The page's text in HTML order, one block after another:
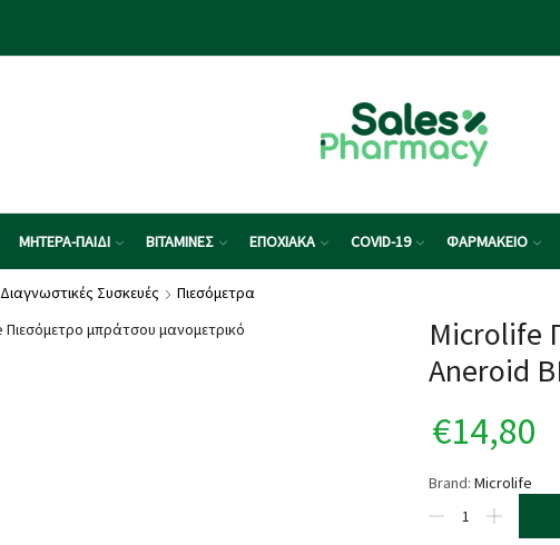
ΜΗΤΕΡΑ-ΠΑΙΔΙ ΒΙΤΑΜΙΝΕΣ ΕΠΟΧΙΑΚΑ COVID-19 ΦΑΡΜΑΚΕΙΟ
Διαγνωστικές Συσκευές Πιεσόμετρα
Microlife
Aneroid
€14,80
Brand: Microlife